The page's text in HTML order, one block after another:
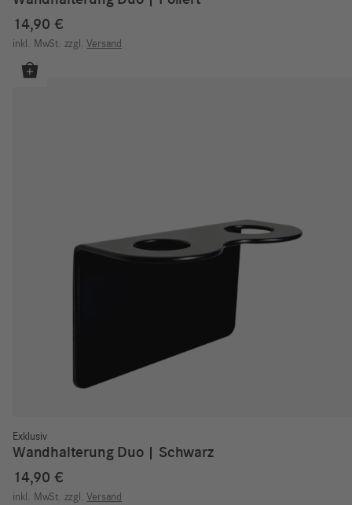
14,90 €
inkl. MwSt. zzgl. Versand
Exklusiv
Wandhalterung Duo | Schwarz
14,90 €
inkl. MwSt. zzgl. Versand